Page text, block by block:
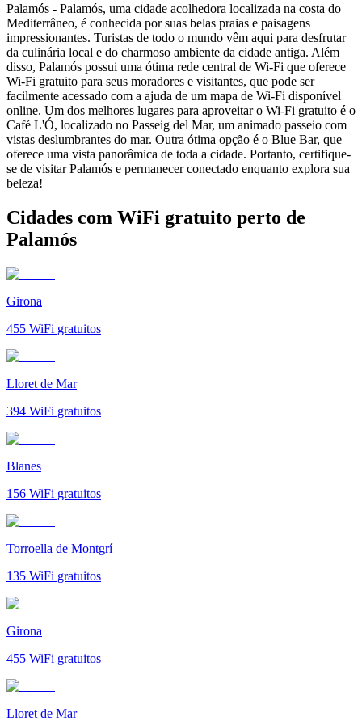
Palamós - Palamós, uma cidade acolhedora localizada na costa do
Mediterrâneo, é conhecida por suas belas praias e paisagens
impressionantes. Turistas de todo o mundo vêm aqui para desfrutar
da culinária local e do charmoso ambiente da cidade antiga. Além
disso, Palamós possui uma ótima rede central de Wi-Fi que oferece
Wi-Fi gratuito para seus moradores e visitantes, que pode ser
facilmente acessado com a ajuda de um mapa de Wi-Fi disponível
online. Um dos melhores lugares para aproveitar o Wi-Fi gratuito é o
Café L'Ó, localizado no Passeig del Mar, um animado passeio com
vistas deslumbrantes do mar. Outra ótima opção é o Blue Bar, que
oferece uma vista panorâmica de toda a cidade. Portanto, certifique-
se de visitar Palamós e permanecer conectado enquanto explora sua
beleza!
Cidades com WiFi gratuito perto de
Palamós
Girona
455 WiFi gratuitos
Lloret de Mar
394 WiFi gratuitos
Blanes
156 WiFi gratuitos
Torroella de Montgrí
135 WiFi gratuitos
Girona
455 WiFi gratuitos
Lloret de Mar